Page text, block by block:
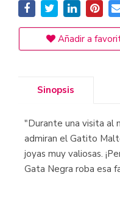
Añadir a
Sinopsis
"Durante una visita al
admiran el Gatito
joyas muy valiosas.
Gata Negra roba esa